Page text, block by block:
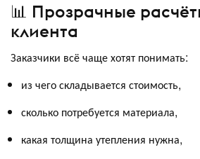
📊 Прозрачные
клиента
Заказчики всё чаще хотят понимать:
из чего складывается стоимость,
сколько потребуется материала,
какая толщина утепления нужна,